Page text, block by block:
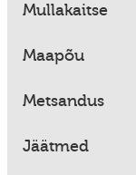
Mullakaitse
Maapõu
Metsandus
Jäätmed